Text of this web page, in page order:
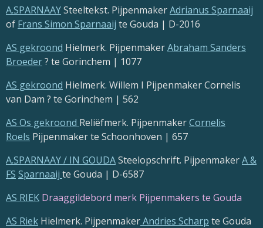
A.SPARNAAYSteeltekst. PijpenmakerAdrianus Sparnaaij
of Frans Simon Sparnaaij te Gouda | D-2016
AS gekroond Hielmerk. PijpenmakerAbraham Sanders
Broeder? te Gorinchem | 1077
AS gekroond Hielmerk. Willem I Pijpenmaker Cornelis
van Dam ? te Gorinchem | 562
AS Os gekroond Reliëfmerk. PijpenmakerCornelis
Roels Pijpenmaker te Schoonhoven | 657
A.SPARNAAY / IN GOUDASteelopschrift. PijpenmakerA &
FS Sparnaaij te Gouda | D-6587
AS RIEK Draaggildebord merk Pijpenmakers te Gouda
AS Riek Hielmerk. PijpenmakerAndries Scharp te Gouda